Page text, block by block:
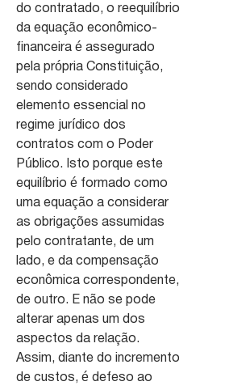
do contratado, o reequilíbrio
da equação econômico-
financeira é assegurado
pela própria Constituição,
sendo considerado
elemento essencial no
regime jurídico dos
contratos com o Poder
Público. Isto porque este
equilíbrio é formado como
uma equação a considerar
as obrigações assumidas
pelo contratante, de um
lado, e da compensação
econômica correspondente,
de outro. E não se pode
alterar apenas um dos
aspectos da relação.
Assim, diante do incremento
de custos, é defeso ao